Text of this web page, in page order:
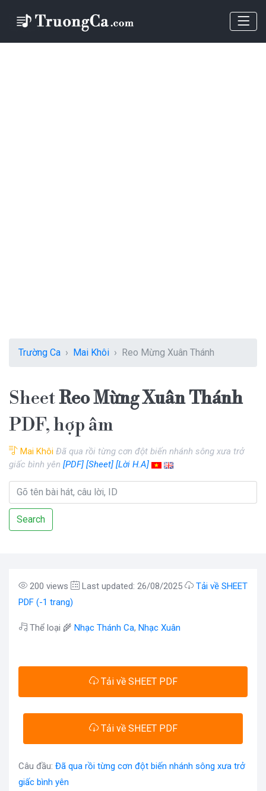
Trường Ca Mai Khôi Reo Mừng Xuân Thánh
SheetReo Mừng Xuân Thánh
PDF, hợp âm
Mai Khôi Đã qua rồi từng cơn đột biến nhánh sông xưa trở
giấc bình yên [PDF] [Sheet] [Lời H.A]
Search
200 views Last updated: 26/08/2025
Tải về SHEET
PDF (-1 trang)
Thể loại 🌾 Nhạc Thánh Ca, Nhạc Xuân
Tải về SHEET PDF
Tải về SHEET PDF
Câu đầu: Đã qua rồi từng cơn đột biến nhánh sông xưa trở
giấc bình yên